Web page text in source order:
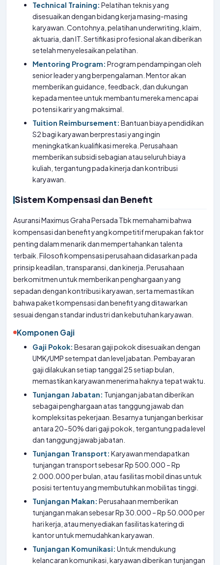
Technical Training: Pelatihan teknis yang
disesuaikan dengan bidang kerja masing-masing
karyawan. Contohnya, pelatihan underwriting, klaim,
aktuaria, dan IT. Sertifikasi profesional akan diberikan
setelah menyelesaikan pelatihan.
Mentoring Program: Program pendampingan oleh
senior leader yang berpengalaman. Mentor akan
memberikan guidance, feedback, dan dukungan
kepada mentee untuk membantu mereka mencapai
potensi karir yang maksimal.
Tuition Reimbursement: Bantuan biaya pendidikan
S2 bagi karyawan berprestasi yang ingin
meningkatkan kualifikasi mereka. Perusahaan
memberikan subsidi sebagian atau seluruh biaya
kuliah, tergantung pada kinerja dan kontribusi
karyawan.
Sistem Kompensasi dan Benefit
Asuransi Maximus Graha Persada Tbk memahami bahwa
kompensasi dan benefit yang kompetitif merupakan faktor
penting dalam menarik dan mempertahankan talenta
terbaik. Filosofi kompensasi perusahaan didasarkan pada
prinsip keadilan, transparansi, dan kinerja. Perusahaan
berkomitmen untuk memberikan penghargaan yang
sepadan dengan kontribusi karyawan, serta memastikan
bahwa paket kompensasi dan benefit yang ditawarkan
sesuai dengan standar industri dan kebutuhan karyawan.
Komponen Gaji
Gaji Pokok: Besaran gaji pokok disesuaikan dengan
UMK/UMP setempat dan level jabatan. Pembayaran
gaji dilakukan setiap tanggal 25 setiap bulan,
memastikan karyawan menerima haknya tepat waktu.
Tunjangan Jabatan: Tunjangan jabatan diberikan
sebagai penghargaan atas tanggung jawab dan
kompleksitas pekerjaan. Besarnya tunjangan berkisar
antara 20-50% dari gaji pokok, tergantung pada level
dan tanggung jawab jabatan.
Tunjangan Transport: Karyawan mendapatkan
tunjangan transport sebesar Rp 500.000 – Rp
2.000.000 per bulan, atau fasilitas mobil dinas untuk
posisi tertentu yang membutuhkan mobilitas tinggi.
Tunjangan Makan: Perusahaan memberikan
tunjangan makan sebesar Rp 30.000 – Rp 50.000 per
hari kerja, atau menyediakan fasilitas katering di
kantor untuk memudahkan karyawan.
Tunjangan Komunikasi: Untuk mendukung
kelancaran komunikasi, karyawan diberikan tunjangan